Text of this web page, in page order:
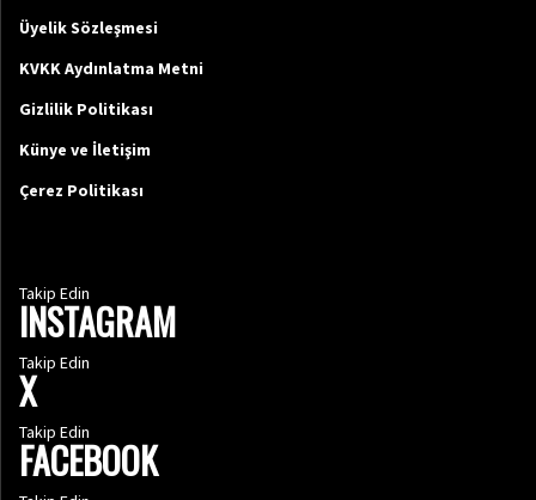
Üyelik Sözleşmesi
KVKK Aydınlatma Metni
Gizlilik Politikası
Künye ve İletişim
Çerez Politikası
Takip Edin
INSTAGRAM
Takip Edin
X
Takip Edin
FACEBOOK